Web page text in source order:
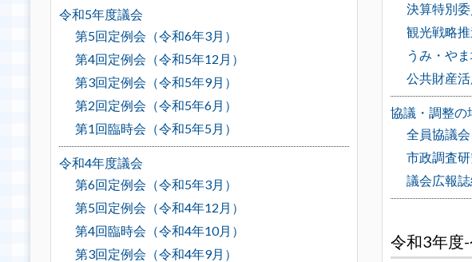
令和5年度議会
第5回定例会（令和6年3月）
第4回定例会（令和5年12月）
第3回定例会（令和5年9月）
第2回定例会（令和5年6月）
第1回臨時会（令和5年5月）
令和4年度議会
第6回定例会（令和5年3月）
第5回定例会（令和4年12月）
第4回臨時会（令和4年10月）
第3回定例会（令和4年9月）
決算特別
観光戦略
うみ・や
公共財産
協議・調整の
全員協議会
市政調査
議会広報
令和3年度